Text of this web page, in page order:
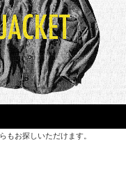
もお探しいただけます。